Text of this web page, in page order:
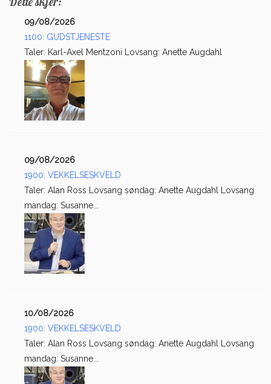
09/08/2026
1100: GUDSTJENESTE
Taler: Karl-Axel Mentzoni Lovsang: Anette Augdahl
09/08/2026
1900: VEKKELSESKVELD
Taler: Alan Ross Lovsang søndag: Anette Augdahl Lovsang
mandag: Susanne...
10/08/2026
1900: VEKKELSESKVELD
Taler: Alan Ross Lovsang søndag: Anette Augdahl Lovsang
mandag: Susanne...